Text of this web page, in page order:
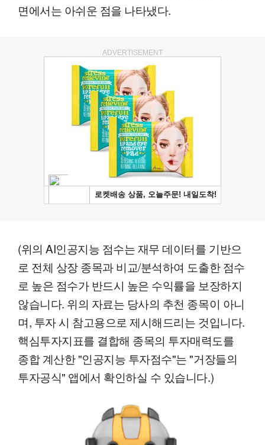
면에서는 아쉬운 점을 나타냈다.
ADVERTISEMENT
(위의 AI인공지능 점수는 재무 데이터를 기반으
로 전체 상장 종목과 비교/분석하여 도출한 점수
로 높은 점수가 반드시 높은 수익률을 보장하지
않습니다. 위의 자료는 당사의 추천 종목이 아니
며, 투자 시 참고용으로 제시해드리는 것입니다.
핵심투자지표를 결합해 종목의 투자매력도를
종합 계산한 "인공지능 투자점수"는 "거장들의
투자공식" 앱에서 확인하실 수 있습니다.)